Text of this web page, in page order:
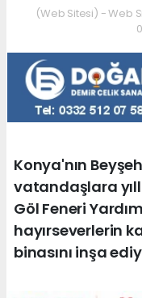
(Web Sitesi) - Web
Konya'nın
vatandaşlara
Göl Feneri
hayırseverlerin
binasını inşa